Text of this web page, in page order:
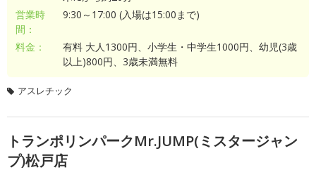
営業時
間：
9:30～17:00 (入場は15:00まで)
料金：
有料 大人1300円、小学生・中学生1000円、幼児(3歳
以上)800円、3歳未満無料
アスレチック
トランポリンパークMr.JUMP(ミスタージャン
プ)松戸店